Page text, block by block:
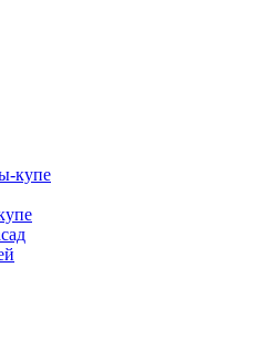
купе